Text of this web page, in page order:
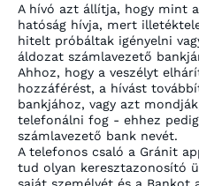
A hívó azt állítja, hogy mint
hatóság hívja, mert
hitelt próbáltak igényelni
áldozat számlavezető
Ahhoz, hogy a veszélyt
hozzáférést, a hívást
bankjához, vagy azt
telefonálni fog - ehhez
számlavezető bank nevét.
A telefonos csaló a Gránit
tud olyan keresztazonosító
saját személyét és a Bankot